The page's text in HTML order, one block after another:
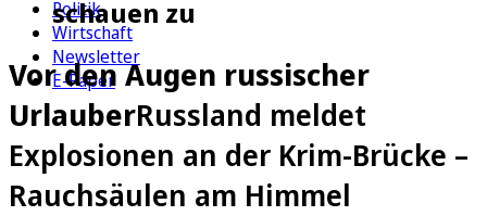
Politik
Wirtschaft
Newsletter
E-Paper
schauen zu
Vor den Augen russischer
UrlauberRussland meldet
Explosionen an der Krim-Brücke –
Rauchsäulen am Himmel